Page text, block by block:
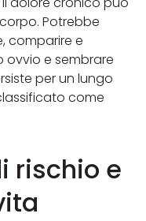
Potrebbe
comparire e
ovvio e sembrare
per un lungo
come
rischio e